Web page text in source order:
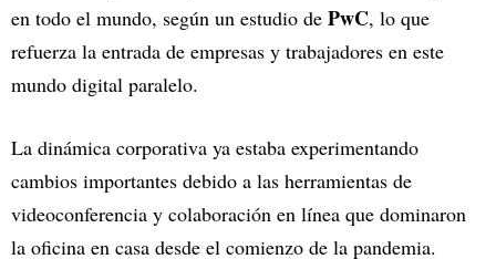
en todo el mundo, según un estudio de PwC, lo que
refuerza la entrada de empresas y trabajadores en este
mundo digital paralelo.
La dinámica corporativa ya estaba experimentando
cambios importantes debido a las herramientas de
videoconferencia y colaboración en línea que dominaron
la oficina en casa desde el comienzo de la pandemia.